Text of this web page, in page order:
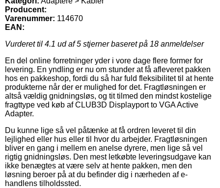
Producent:
Varenummer: 114670
EAN:
Vurderet til 4.1 ud af 5 stjerner baseret på 18 anmeldelser
En del online forretninger yder i vore dage flere former for
levering. En yndling er nu om stunder at få afleveret pakken
hos en pakkeshop, fordi du så har fuld fleksibilitet til at hente
produkterne når der er mulighed for det. Fragtløsningen er
altså vældig gnidningsløs, og tit tilmed den mindst kostelige
fragttype ved køb af CLUB3D Displayport to VGA Active
Adapter.
Du kunne lige så vel påtænke at få ordren leveret til din
lejlighed eller hus eller til hvor du arbejder. Fragtløsningen
bliver en gang i mellem en anelse dyrere, men lige så vel
rigtig gnidningsløs. Den mest letkøbte leveringsudgave kan
ikke benægtes at være selv at hente pakken, men den
løsning beroer på at du befinder dig i nærheden af e-
handlens tilholdssted.